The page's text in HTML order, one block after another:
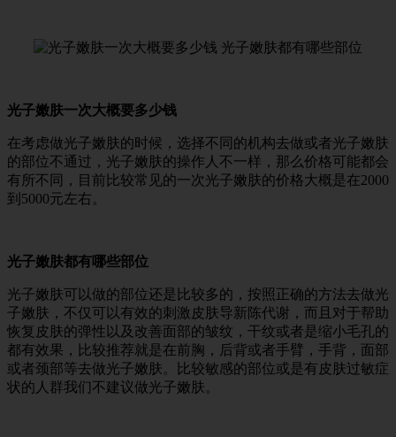
光子嫩肤一次大概要多少钱
在考虑做光子嫩肤的时候，选择不同的机构去做或者光子嫩肤
的部位不通过，光子嫩肤的操作人不一样，那么价格可能都会
有所不同，目前比较常见的一次光子嫩肤的价格大概是在2000
到5000元左右。
光子嫩肤都有哪些部位
光子嫩肤可以做的部位还是比较多的，按照正确的方法去做光
子嫩肤，不仅可以有效的刺激皮肤导新陈代谢，而且对于帮助
恢复皮肤的弹性以及改善面部的皱纹，干纹或者是缩小毛孔的
都有效果，比较推荐就是在前胸，后背或者手臂，手背，面部
或者颈部等去做光子嫩肤。比较敏感的部位或是有皮肤过敏症
状的人群我们不建议做光子嫩肤。